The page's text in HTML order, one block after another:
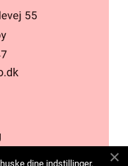
dine indstillinger,